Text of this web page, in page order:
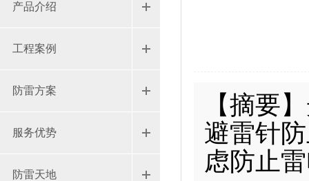
产品介绍
工程案例
防雷方案
服务优势
防雷天地
【摘要
避雷针
虑防止